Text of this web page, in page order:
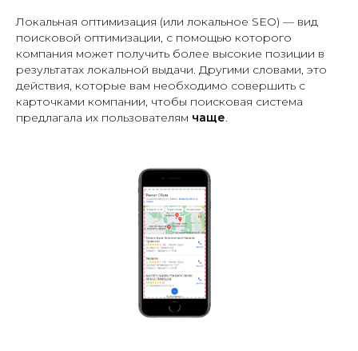
Локальная оптимизация (или локальное SEO) — вид
поисковой оптимизации, с помощью которого
компания может получить более высокие позиции в
результатах локальной выдачи. Другими словами, это
действия, которые вам необходимо совершить с
карточками компании, чтобы поисковая система
предлагала их пользователям чаще.